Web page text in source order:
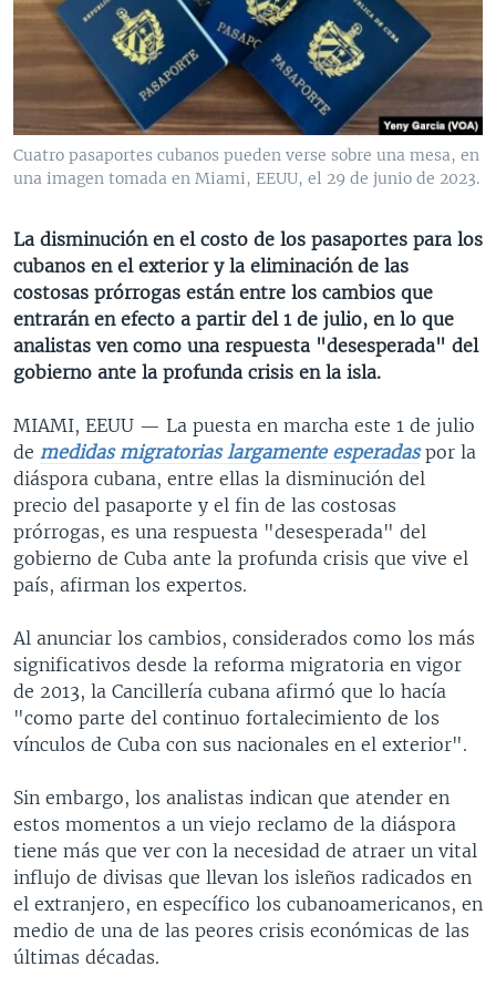
VENEZUELA
BRASIL
NICARAGUA
ECONOMÍA
ENTRETENIMIENTO Y CULTURA
TECNOLOGÍA
DEPORTES
CIENCIA Y SALUD
MULTIMEDIA
VIDEOS
FOTOGRAFÍA
AUDIOS
PROGRAMAS TV
EL MUNDO AL DÍA
FORO INTERAMERICANO
VISIÓN 360
PANORAMA
AVANCE INFORMATIVO
AUDIONOTICIAS
ESTADOS UNIDOS AL DÍA
EL MUNDO AL DÍA [RADIO]
FORO [RADIO]
DEPORTIVO INTERNACIONAL
NOTA ECONÓMICA
ENTRETENIMIENTO
DIRECT
DOCUMENTALES DE LA VOA
Learning English
SÍGANOS
Cuatro pasaportes cubanos pueden verse sobre una mesa, en
una imagen tomada en Miami, EEUU, el 29 de junio de 2023.
La disminución en el costo de los pasaportes para los
cubanos en el exterior y la eliminación de las
costosas prórrogas están entre los cambios que
entrarán en efecto a partir del 1 de julio, en lo que
analistas ven como una respuesta "desesperada" del
gobierno ante la profunda crisis en la isla.
MIAMI, EEUU — La puesta en marcha este 1 de julio
de medidas migratorias largamente esperadaspor la
diáspora cubana, entre ellas la disminución del
precio del pasaporte y el fin de las costosas
prórrogas, es una respuesta "desesperada" del
gobierno de Cuba ante la profunda crisis que vive el
país, afirman los expertos.
Al anunciar los cambios, considerados como los más
significativos desde la reforma migratoria en vigor
de 2013, la Cancillería cubana afirmó que lo hacía
"como parte del continuo fortalecimiento de los
vínculos de Cuba con sus nacionales en el exterior".
Sin embargo, los analistas indican que atender en
estos momentos a un viejo reclamo de la diáspora
tiene más que ver con la necesidad de atraer un vital
influjo de divisas que llevan los isleños radicados en
el extranjero, en específico los cubanoamericanos, en
medio de una de las peores crisis económicas de las
últimas décadas.